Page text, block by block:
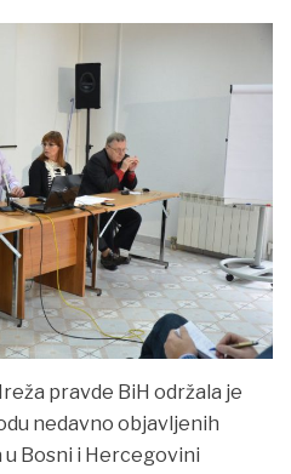
VIJESTI
pravde BiH održala je
nedavno objavljenih
Bosni i Hercegovini